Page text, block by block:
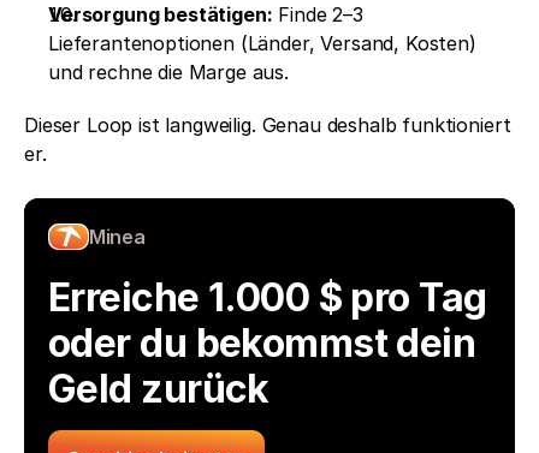
Versorgung bestätigen: Finde 2–3
Lieferantenoptionen (Länder, Versand, Kosten)
und rechne die Marge aus.
Dieser Loop ist langweilig. Genau deshalb funktioniert
er.
Minea
Erreiche 1.000 $ pro Tag
oder du bekommst dein
Geld zurück